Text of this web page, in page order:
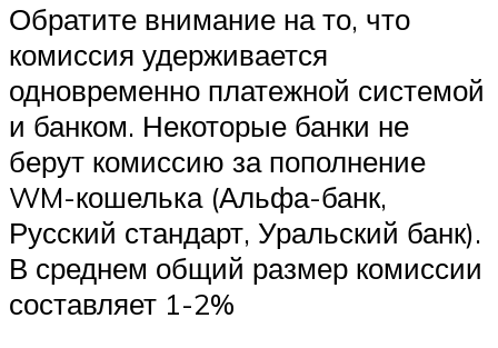
Обратите внимание на то, что
комиссия удерживается
одновременно платежной системой
и банком. Некоторые банки не
берут комиссию за пополнение
WM-кошелька (Альфа-банк,
Русский стандарт, Уральский банк).
В среднем общий размер комиссии
составляет 1-2%